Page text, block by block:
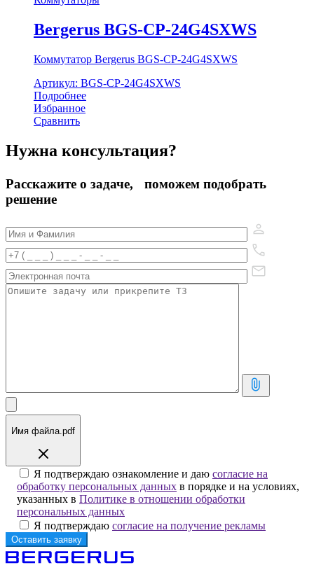
Bergerus BGS-CP-24G4SXWS
Коммутатор Bergerus BGS-CP-24G4SXWS
Артикул: BGS-CP-24G4SXWS
Подробнее
Избранное
Сравнить
Нужна консультация?
Расскажите о задаче, поможем подобрать
решение
Имя файла.pdf
Я подтверждаю ознакомление и даю согласие на
обработку персональных данных в порядке и на условиях,
указанных в Политике в отношении обработки
персональных данных
Я подтверждаю согласие на получение рекламы